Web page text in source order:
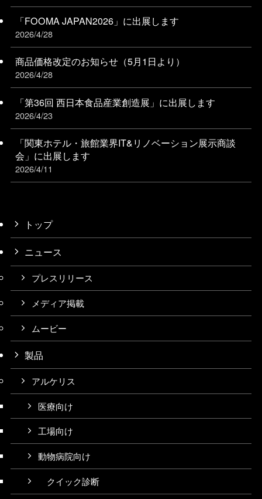
「FOOMA JAPAN2026」に出展します
2026/4/28
商品価格改定のお知らせ（5月1日より）
2026/4/28
「第36回 西日本食品産業創造展」に出展します
2026/4/23
「関東ホテル・旅館業界IT&リノベーション展⽰商談
会」に出展します
2026/4/11
トップ
ニュース
プレスリリース
メディア掲載
ムービー
製品
アルケリス
医療向け
工場向け
動物病院向け
クイック診断